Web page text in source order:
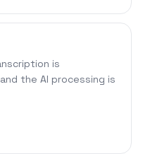
is
the AI processing is